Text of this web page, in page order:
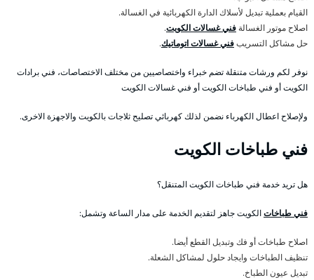
القيام بعملية تبديل لأسلاك الدارة الكهربائية في الغسالة.
اصلاح موتور الغسالة فني غسالات الكويت.
حل مشاكل التسريبفني غسالات اتوماتيك.
نوفر لكم ورشات متنقلة تضم خبراء واختصاصيين من مختلف الاختصاصات، فني برادات
الكويت أو فني طباخات الكويت أو فني غسالات الكويت
ولإصلاح اعطال الكهرباء نضمن لذلك كهربائي تصليح ثلاجات بالكويت والاجهزة الاخرى.
فني طباخات الكويت
هل تريد خدمة فني طباخات الكويت المتنقل؟
فني طباخاتالكويت جاهز لتقديم الخدمة على مدار الساعة وتشمل:
اصلاح طباخات أو فك وتبديل القطع أيضا.
تنظيف الطباخات وايجاد حلول لمشاكل الشعلة.
تبديل عيون الطباخ.